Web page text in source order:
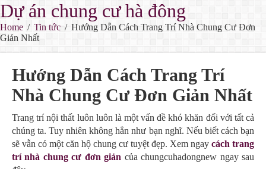
Dự án chung cư hà đông
Home / Tin tức / Hướng Dẫn Cách Trang Trí Nhà Chung Cư Đơn
Giản Nhất
Hướng Dẫn Cách Trang Trí
Nhà Chung Cư Đơn Giản Nhất
Trang trí nội thất luôn luôn là một vấn đề khó khăn đối với tất cả
chúng ta. Tuy nhiên không hẳn như bạn nghĩ. Nếu biết cách bạn
sẽ vẫn có một căn hộ chung cư tuyệt đẹp. Xem ngay cách trang
trí nhà chung cư đơn giản của chungcuhadongnew ngay sau